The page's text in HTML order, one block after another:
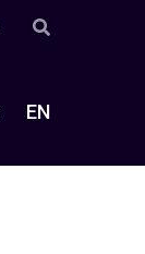
EN